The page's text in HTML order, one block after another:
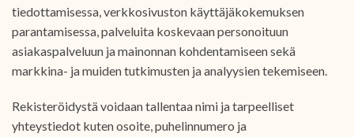
tiedottamisessa, verkkosivuston käyttäjäkokemuksen
parantamisessa, palveluita koskevaan personoituun
asiakaspalveluun ja mainonnan kohdentamiseen sekä
markkina- ja muiden tutkimusten ja analyysien tekemiseen.
Rekisteröidystä voidaan tallentaa nimi ja tarpeelliset
yhteystiedot kuten osoite, puhelinnumero ja